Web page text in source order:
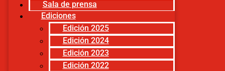
Sala de prensa
Ediciones
Edición 2025
Edición 2024
Edición 2023
Edición 2022